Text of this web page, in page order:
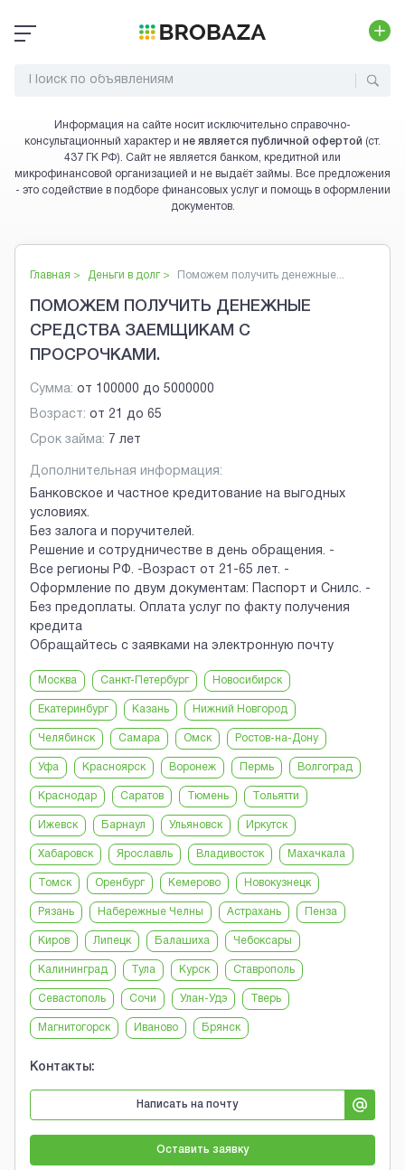
Информация на сайте носит исключительно справочно-
консультационный характер и не является публичной офертой (ст.
437 ГК РФ). Сайт не является банком, кредитной или
микрофинансовой организацией и не выдаёт займы. Все предложения
- это содействие в подборе финансовых услуг и помощь в оформлении
документов.
Главная > Деньги в долг> Поможем получить денежные...
ПОМОЖЕМ ПОЛУЧИТЬ ДЕНЕЖНЫЕ
СРЕДСТВА ЗАЕМЩИКАМ С
ПРОСРОЧКАМИ.
Сумма: от 100000 до 5000000
Возраст: от 21 до 65
Срок займа: 7 лет
Дополнительная информация:
Банковское и частное кредитование на выгодных
условиях.
Без залога и поручителей.
Решение и сотрудничестве в день обращения. -
Все регионы РФ. -Возраст от 21-65 лет. -
Оформление по двум документам: Паспорт и Снилс. -
Без предоплаты. Оплата услуг по факту получения
кредита
Обращайтесь с заявками на электронную почту
Москва Санкт-Петербург Новосибирск
Екатеринбург Казань Нижний Новгород
Челябинск Самара Омск Ростов-на-Дону
Уфа Красноярск Воронеж Пермь Волгоград
Краснодар Саратов Тюмень Тольятти
Ижевск Барнаул Ульяновск Иркутск
Хабаровск Ярославль Владивосток Махачкала
Томск Оренбург Кемерово Новокузнецк
Рязань Набережные Челны Астрахань Пенза
Киров Липецк Балашиха Чебоксары
Калининград Тула Курск Ставрополь
Севастополь Сочи Улан-Удэ Тверь
Магнитогорск Иваново Брянск
Контакты:
Написать на почту
Оставить заявку